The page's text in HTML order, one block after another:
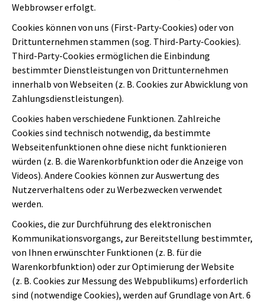
Webbrowser erfolgt.
Cookies können von uns (First-Party-Cookies) oder von
Drittunternehmen stammen (sog. Third-Party-Cookies).
Third-Party-Cookies ermöglichen die Einbindung
bestimmter Dienstleistungen von Drittunternehmen
innerhalb von Webseiten (z. B. Cookies zur Abwicklung von
Zahlungsdienstleistungen).
Cookies haben verschiedene Funktionen. Zahlreiche
Cookies sind technisch notwendig, da bestimmte
Webseitenfunktionen ohne diese nicht funktionieren
würden (z. B. die Warenkorbfunktion oder die Anzeige von
Videos). Andere Cookies können zur Auswertung des
Nutzerverhaltens oder zu Werbezwecken verwendet
werden.
Cookies, die zur Durchführung des elektronischen
Kommunikationsvorgangs, zur Bereitstellung bestimmter,
von Ihnen erwünschter Funktionen (z. B. für die
Warenkorbfunktion) oder zur Optimierung der Website
(z. B. Cookies zur Messung des Webpublikums) erforderlich
sind (notwendige Cookies), werden auf Grundlage von Art. 6